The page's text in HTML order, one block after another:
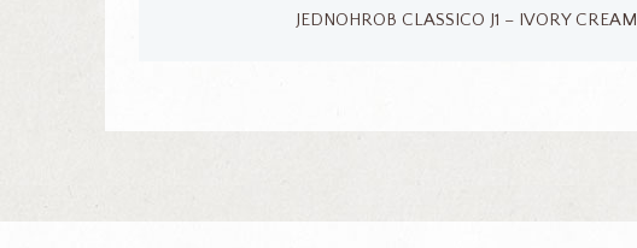
JEDNOHROB CLASSICO J1 – IVORY CREAM